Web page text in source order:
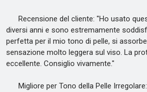
Recensione del cliente: "Ho usato
diversi anni e sono estremamente
perfetta per il mio tono di pelle, si
sensazione molto leggera sul viso. La
eccellente. Consiglio vivamente."
Migliore per Tono della Pelle